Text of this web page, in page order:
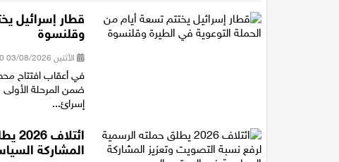
قطار إسرائيل
وقلنسوة
الأثنين 03/08/2026 15:50
في أعقاب افتتاح
ضمن المرحلة
إسرائ...
المشاركة